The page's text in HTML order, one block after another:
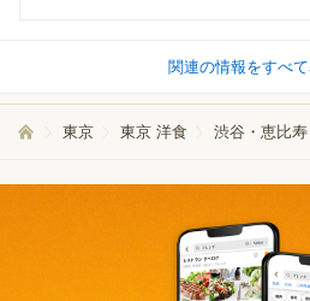
関連の情報をすべ
東京 東京 洋食 渋谷・恵比